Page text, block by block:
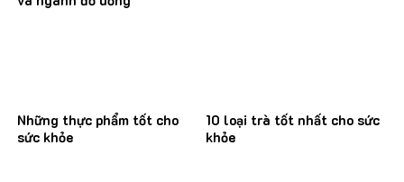
Những thực phẩm tốt cho
sức khỏe
10 loại trà tốt nhất cho sức
khỏe